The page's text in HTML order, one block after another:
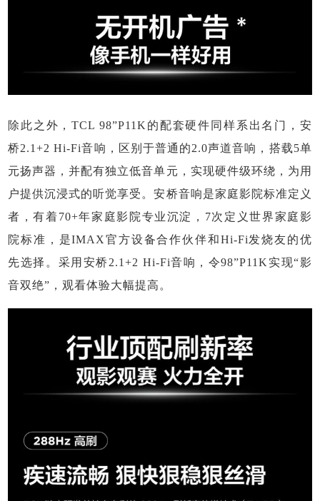
除此之外，TCL 98”P11K的配套硬件同样系出名门，安
桥2.1+2 Hi-Fi音响，区别于普通的2.0声道音响，搭载5单
元扬声器，并配有独立低音单元，实现硬件级环绕，为用
户提供沉浸式的听觉享受。安桥音响是家庭影院标准定义
者，有着70+年家庭影院专业沉淀，7次定义世界家庭影
院标准，是IMAX官方设备合作伙伴和Hi-Fi发烧友的优
先选择。采用安桥2.1+2 Hi-Fi音响，令98”P11K实现“影
音双绝”，观看体验大幅提高。